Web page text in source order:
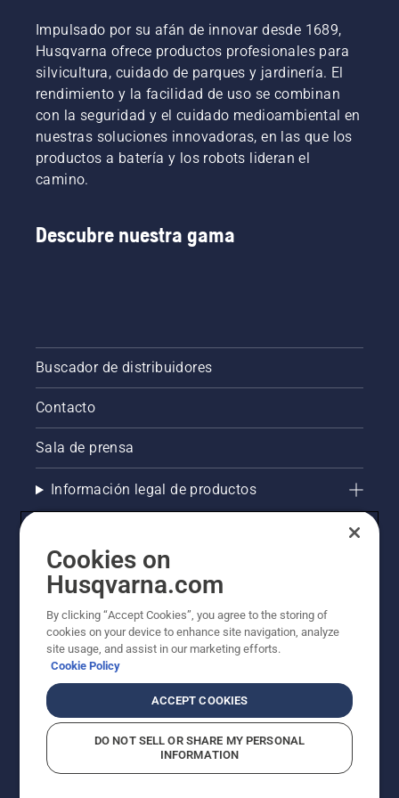
de
ciudades
en más
de
60 países
por todo
el
planeta.
Impulsado por su afán de innovar desde 1689,
Husqvarna ofrece productos profesionales para
silvicultura, cuidado de parques y jardinería. El
rendimiento y la facilidad de uso se combinan
con la seguridad y el cuidado medioambiental en
nuestras soluciones innovadoras, en las que los
productos a batería y los robots lideran el
camino.
Descubre nuestra gama
Buscador de distribuidores
Contacto
Sala de prensa
Información legal de productos
AlertLine/ Canal de Denúncias
La visión de Husqvarna sobre la sostenibilidad
Cookies on
Husqvarna.com
By clicking “Accept Cookies”, you agree to the storing of
cookies on your device to enhance site navigation, analyze
site usage, and assist in our marketing efforts.
Cookie Policy
ACCEPT COOKIES
DO NOT SELL OR SHARE MY PERSONAL
INFORMATION